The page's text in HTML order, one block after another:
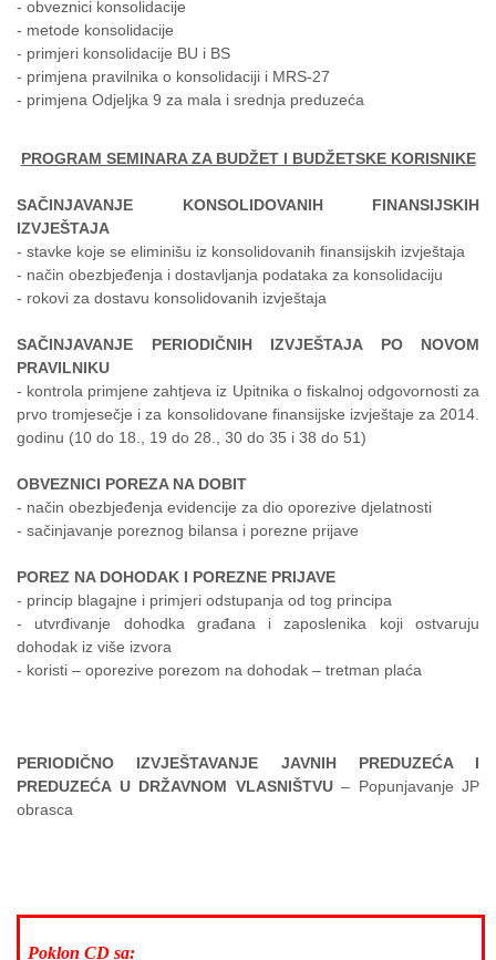
- obveznici konsolidacije
- metode konsolidacije
- primjeri konsolidacije BU i BS
- primjena pravilnika o konsolidaciji i MRS-27
- primjena Odjeljka 9 za mala i srednja preduzeća
PROGRAM SEMINARA ZA BUDŽET I BUDŽETSKE KORISNIKE
SAČINJAVANJE KONSOLIDOVANIH FINANSIJSKIH
IZVJEŠTAJA
- stavke koje se eliminišu iz konsolidovanih finansijskih izvještaja
- način obezbjeđenja i dostavljanja podataka za konsolidaciju
- rokovi za dostavu konsolidovanih izvještaja
SAČINJAVANJE PERIODIČNIH IZVJEŠTAJA PO NOVOM
PRAVILNIKU
- kontrola primjene zahtjeva iz Upitnika o fiskalnoj odgovornosti za
prvo tromjesečje i za konsolidovane finansijske izvještaje za 2014.
godinu (10 do 18., 19 do 28., 30 do 35 i 38 do 51)
OBVEZNICI POREZA NA DOBIT
- način obezbjeđenja evidencije za dio oporezive djelatnosti
- sačinjavanje poreznog bilansa i porezne prijave
POREZ NA DOHODAK I POREZNE PRIJAVE
- princip blagajne i primjeri odstupanja od tog principa
- utvrđivanje dohodka građana i zaposlenika koji ostvaruju
dohodak iz više izvora
- koristi – oporezive porezom na dohodak – tretman plaća
PERIODIČNO IZVJEŠTAVANJE JAVNIH PREDUZEĆA I
PREDUZEĆA U DRŽAVNOM VLASNIŠTVU – Popunjavanje JP
obrasca
Poklon CD sa: